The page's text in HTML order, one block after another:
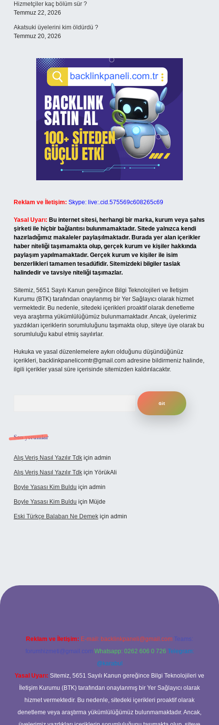
Hizmetçiler kaç bölüm sür ?
Temmuz 22, 2026
Akatsuki üyelerini kim öldürdü ?
Temmuz 20, 2026
Reklam ve İletişim: Skype: live:.cid.575569c608265c69
Yasal Uyarı: Bu internet sitesi, herhangi bir marka, kurum veya şahıs
şirketi ile hiçbir bağlantısı bulunmamaktadır. Sitede yalnızca kendi
hazırladığımız makaleler paylaşılmaktadır. Burada yer alan içerikler
haber niteliği taşımamakta olup, gerçek kurum ve kişiler hakkında
paylaşım yapılmamaktadır. Gerçek kurum ve kişiler ile isim
benzerlikleri tamamen tesadüfidir. Sitemizdeki bilgiler taslak
halindedir ve tavsiye niteliği taşımazlar.
Sitemiz, 5651 Sayılı Kanun gereğince Bilgi Teknolojileri ve İletişim
Kurumu (BTK) tarafından onaylanmış bir Yer Sağlayıcı olarak hizmet
vermektedir. Bu nedenle, sitedeki içerikleri proaktif olarak denetleme
veya araştırma yükümlülüğümüz bulunmamaktadır. Ancak, üyelerimiz
yazdıkları içeriklerin sorumluluğunu taşımakta olup, siteye üye olarak bu
sorumluluğu kabul etmiş sayılırlar.
Hukuka ve yasal düzenlemelere aykırı olduğunu düşündüğünüz
içerikleri, backlinkpanelicomtr@gmail.com adresine bildirmeniz halinde,
ilgili içerikler yasal süre içerisinde sitemizden kaldırılacaktır.
Son yorumlar
Alış Veriş Nasıl Yazılır Tdk için admin
Alış Veriş Nasıl Yazılır Tdk için YörükAli
Boyle Yasası Kim Buldu için admin
Boyle Yasası Kim Buldu için Müjde
Eski Türkçe Balaban Ne Demek için admin
Reklam ve İletişim: E-mail: backlinkpaneli@gmail.com Teams:
forumhizmeti@gmail.com Whatsapp: 0262 606 0 726 Telegram:
@karabul
Yasal Uyarı: Sitemiz, 5651 Sayılı Kanun gereğince Bilgi Teknolojileri ve
İletişim Kurumu (BTK) tarafından onaylanmış bir Yer Sağlayıcı olarak
hizmet vermektedir. Bu nedenle, sitedeki içerikleri proaktif olarak
denetleme veya araştırma yükümlülüğümüz bulunmamaktadır. Ancak,